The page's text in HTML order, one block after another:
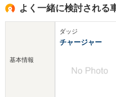
よく一緒に検討される
基本情報
ダッジ
チャージャー